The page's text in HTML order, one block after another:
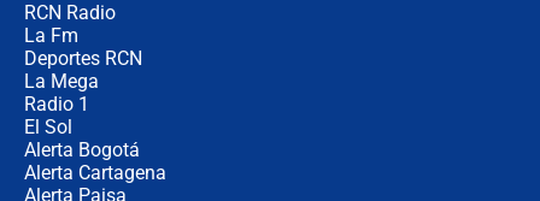
RCN Radio
La Fm
Deportes RCN
La Mega
Radio 1
El Sol
Alerta Bogotá
Alerta Cartagena
Alerta Paisa